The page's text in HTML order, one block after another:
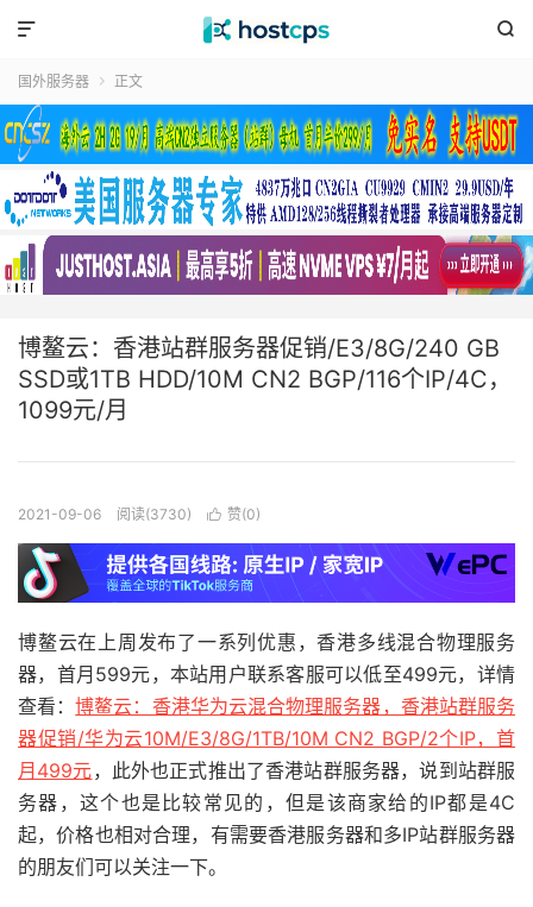


国外服务器  正文
博鳌云：香港站群服务器促销/E3/8G/240 GB
SSD或1TB HDD/10M CN2 BGP/116个IP/4C，
1099元/月
2021-09-06 阅读(3730)  赞(0)
博鳌云在上周发布了一系列优惠，香港多线混合物理服务
器，首月599元，本站用户联系客服可以低至499元，详情
查看：博鳌云：香港华为云混合物理服务器，香港站群服务
器促销/华为云10M/E3/8G/1TB/10M CN2 BGP/2个IP，首
月499元，此外也正式推出了香港站群服务器，说到站群服
务器，这个也是比较常见的，但是该商家给的IP都是4C
起，价格也相对合理，有需要香港服务器和多IP站群服务器
的朋友们可以关注一下。